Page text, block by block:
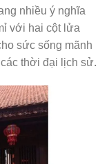
nhiều ý nghĩa
với hai cột lửa
sức sống mãnh
thời đại lịch sử.